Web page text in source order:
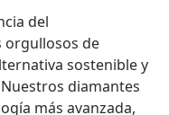
del
orgullosos de
sostenible y
diamantes
más avanzada,